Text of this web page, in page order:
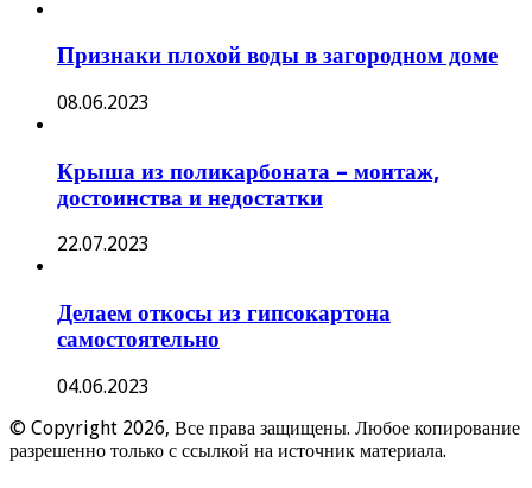
Признаки плохой воды в загородном доме
08.06.2023
Крыша из поликарбоната – монтаж,
достоинства и недостатки
22.07.2023
Делаем откосы из гипсокартона
самостоятельно
04.06.2023
© Copyright 2026, Все права защищены. Любое копирование
разрешенно только с ссылкой на источник материала.